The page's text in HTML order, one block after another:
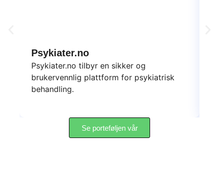
Psykiater.no
Psykiater.no tilbyr en sikker og
brukervennlig plattform for psykiatrisk
behandling.
Se porteføljen vår